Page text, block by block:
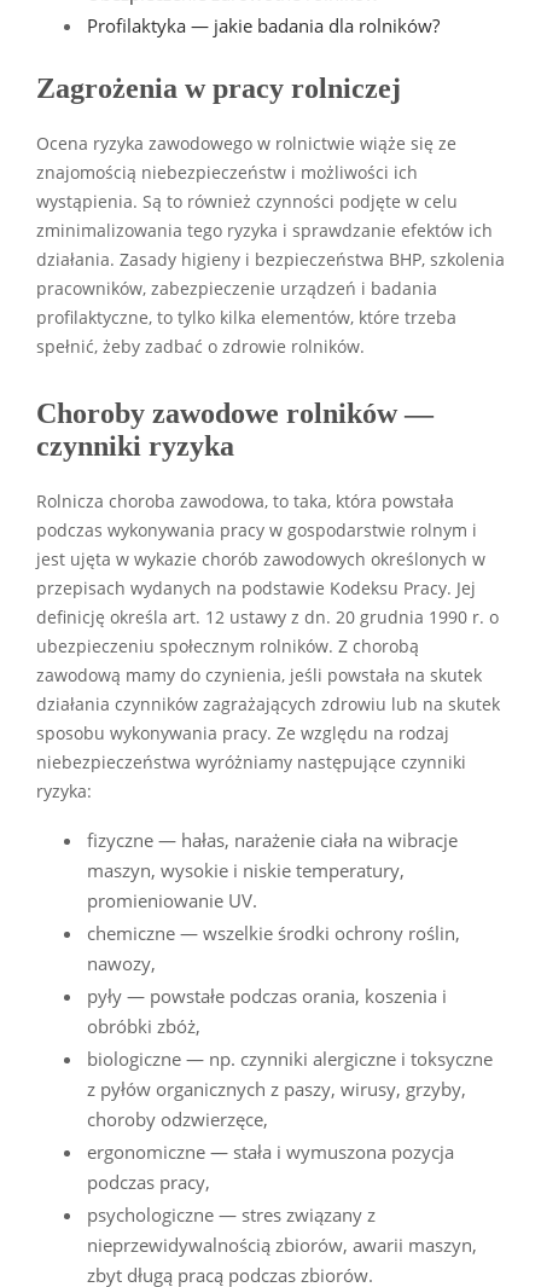
Profilaktyka — jakie badania dla rolników?
Zagrożenia w pracy rolniczej
Ocena ryzyka zawodowego w rolnictwie wiąże się ze
znajomością niebezpieczeństw i możliwości ich
wystąpienia. Są to również czynności podjęte w celu
zminimalizowania tego ryzyka i sprawdzanie efektów ich
działania. Zasady higieny i bezpieczeństwa BHP, szkolenia
pracowników, zabezpieczenie urządzeń i badania
profilaktyczne, to tylko kilka elementów, które trzeba
spełnić, żeby zadbać o zdrowie rolników.
Choroby zawodowe rolników —
czynniki ryzyka
Rolnicza choroba zawodowa, to taka, która powstała
podczas wykonywania pracy w gospodarstwie rolnym i
jest ujęta w wykazie chorób zawodowych określonych w
przepisach wydanych na podstawie Kodeksu Pracy. Jej
definicję określa art. 12 ustawy z dn. 20 grudnia 1990 r. o
ubezpieczeniu społecznym rolników. Z chorobą
zawodową mamy do czynienia, jeśli powstała na skutek
działania czynników zagrażających zdrowiu lub na skutek
sposobu wykonywania pracy. Ze względu na rodzaj
niebezpieczeństwa wyróżniamy następujące czynniki
ryzyka:
fizyczne — hałas, narażenie ciała na wibracje
maszyn, wysokie i niskie temperatury,
promieniowanie UV.
chemiczne — wszelkie środki ochrony roślin,
nawozy,
pyły — powstałe podczas orania, koszenia i
obróbki zbóż,
biologiczne — np. czynniki alergiczne i toksyczne
z pyłów organicznych z paszy, wirusy, grzyby,
choroby odzwierzęce,
ergonomiczne — stała i wymuszona pozycja
podczas pracy,
psychologiczne — stres związany z
nieprzewidywalnością zbiorów, awarii maszyn,
zbyt długą pracą podczas zbiorów.